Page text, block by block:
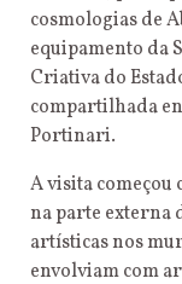
cosmologias de
equipamento da
Criativa do
compartilhada
Portinari.
A visita começou
na parte externa
artísticas nos
envolviam com